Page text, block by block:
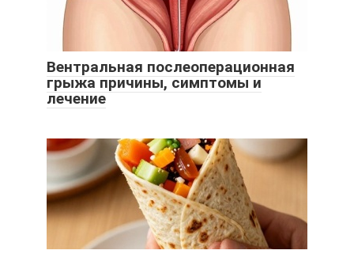
Вентральная послеоперационная
грыжа причины, симптомы и
лечение